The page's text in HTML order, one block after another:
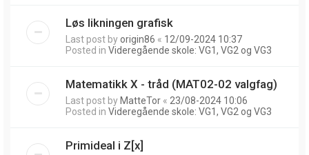
Løs likningen grafisk
Last post byorigin86 « 12/09-2024 10:37
Posted in Videregående skole: VG1, VG2 og VG3
Matematikk X - tråd (MAT02-02 valgfag)
Last post by MatteTor « 23/08-2024 10:06
Posted in Videregående skole: VG1, VG2 og VG3
Primideal i Z[x]